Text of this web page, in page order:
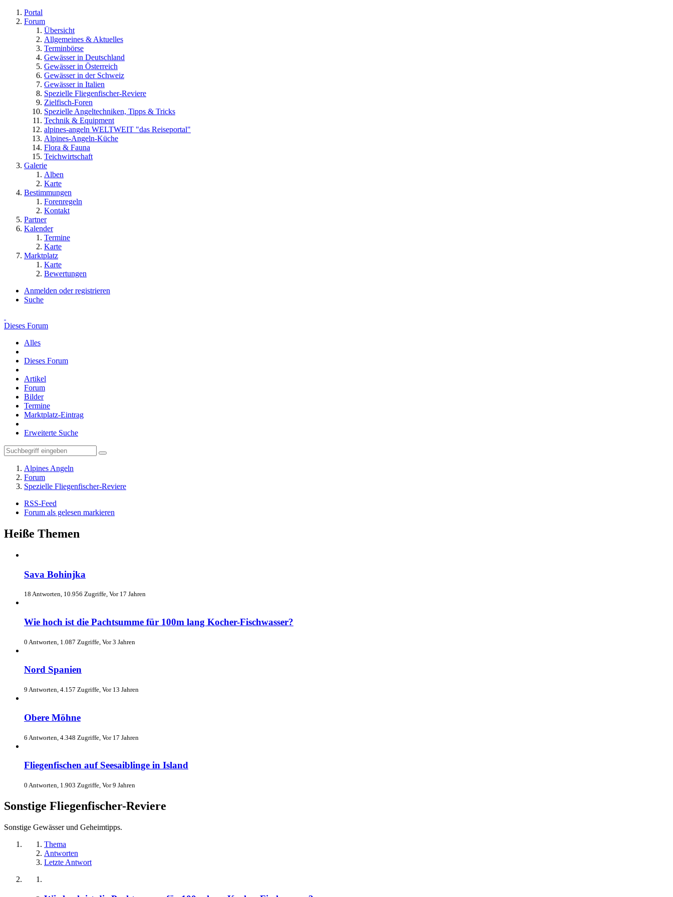
Portal
Forum
Übersicht
Allgemeines & Aktuelles
Terminbörse
Gewässer in Deutschland
Gewässer in Österreich
Gewässer in der Schweiz
Gewässer in Italien
Spezielle Fliegenfischer-Reviere
Zielfisch-Foren
Spezielle Angeltechniken, Tipps & Tricks
Technik & Equipment
alpines-angeln WELTWEIT "das Reiseportal"
Alpines-Angeln-Küche
Flora & Fauna
Teichwirtschaft
Galerie
Alben
Karte
Bestimmungen
Forenregeln
Kontakt
Partner
Kalender
Termine
Karte
Marktplatz
Karte
Bewertungen
Anmelden oder registrieren
Suche
Dieses Forum
Alles
Dieses Forum
Artikel
Forum
Bilder
Termine
Marktplatz-Eintrag
Erweiterte Suche
Alpines Angeln
Forum
Spezielle Fliegenfischer-Reviere
RSS-Feed
Forum als gelesen markieren
Heiße Themen
Sava Bohinjka
18 Antworten, 10.956 Zugriffe, Vor 17 Jahren
Wie hoch ist die Pachtsumme für 100m lang Kocher-Fischwasser?
0 Antworten, 1.087 Zugriffe, Vor 3 Jahren
Nord Spanien
9 Antworten, 4.157 Zugriffe, Vor 13 Jahren
Obere Möhne
6 Antworten, 4.348 Zugriffe, Vor 17 Jahren
Fliegenfischen auf Seesaiblinge in Island
0 Antworten, 1.903 Zugriffe, Vor 9 Jahren
Sonstige Fliegenfischer-Reviere
Sonstige Gewässer und Geheimtipps.
Thema
Antworten
Letzte Antwort